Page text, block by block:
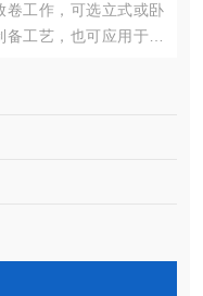
卷工作，可选立式或卧
工艺，也可应用于其